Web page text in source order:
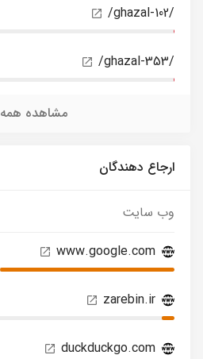
/ghazal-102/
/ghazal-353/
مشاهده همه
ارجاع دهندگان
وب سایت
www.google.com
zarebin.ir
duckduckgo.com